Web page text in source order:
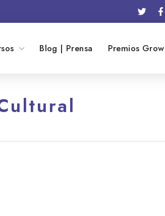
Blog | Prensa Premios Grow